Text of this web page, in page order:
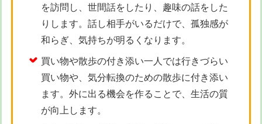
を訪問し、世間話をしたり、趣味の話をした
りします。話し相手がいるだけで、孤独感が
和らぎ、気持ちが明るくなります。
買い物や散歩の付き添い一人では行きづらい
買い物や、気分転換のための散歩に付き添い
ます。外に出る機会を作ることで、生活の質
が向上します。